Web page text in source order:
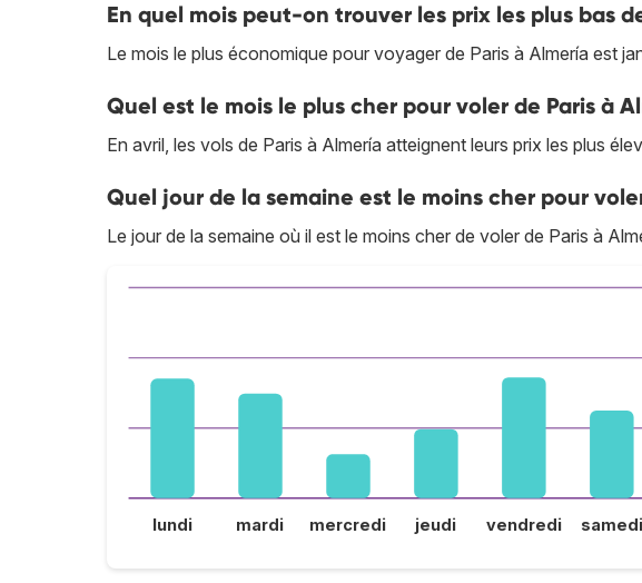
En quel mois peut-on trouver les prix les plus bas
Le mois le plus économique pour voyager de Paris à Almería est
Quel est le mois le plus cher pour voler de Paris à
En avril, les vols de Paris à Almería atteignent leurs prix les plus
Quel jour de la semaine est le moins cher pour
Le jour de la semaine où il est le moins cher de voler de Paris à
lundi mardi mercredi jeudi vendredi samedi